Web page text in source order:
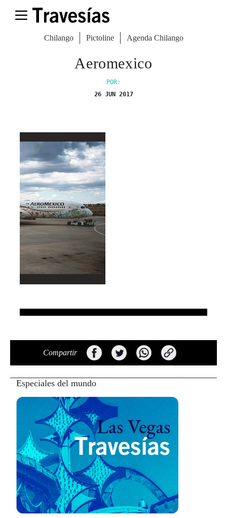
Chilango Pictoline Agenda Chilango
Aeromexico
POR:
26 JUN 2017
Compartir
Especiales del mundo